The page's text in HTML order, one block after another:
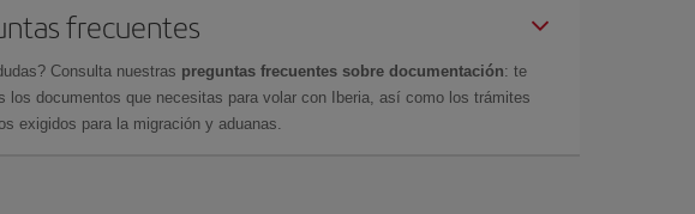
frecuentes
Consulta nuestras preguntas frecuentes sobre documentación: te
los documentos que necesitas para volar con Iberia, así como los trámites
exigidos para la migración y aduanas.